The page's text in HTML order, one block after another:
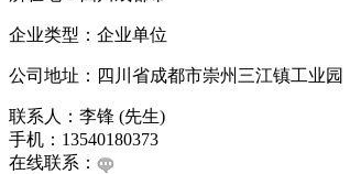
企业类型：企业单位
公司地址：四川省成都市崇州三江镇工业园
联系人：李锋 (先生)
手机：13540180373
在线联系：